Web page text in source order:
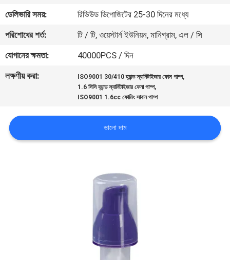
যোগাযোগ
করুন
খবর
সাইট
ডেলিভারি সময়:
রিভিউড ডিপোজিটের 25-30 দিনের মধ্যে
পরিশোধের শর্ত:
টি / টি, ওয়েস্টার্ন ইউনিয়ন, মানিগ্রাম, এল / সি
যোগানের ক্ষমতা:
40000PCS / দিন
লক্ষণীয় করা:
ISO9001 30/410 হ্যান্ড স্যানিটাইজার ফোম পাম্প,
1.6 সিসি হ্যান্ড স্যানিটাইজার ফেনা পাম্প,
ISO9001 1.6cc ফোমিং সাবান পাম্প
ভালো দাম